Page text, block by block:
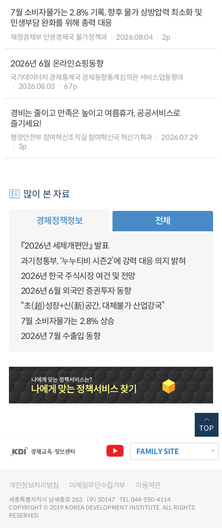
7월 소비자물가는 2.8% 기록, 향후 물가 상방압력 최소화 및
민생부담 완화를 위해 총력 대응
재정경제부 민생경제국 물가정책과 2026.08.04 2p
2026년 6월 온라인쇼핑동향
국가데이터처 경제통계국 경제동향통계심의관 서비스업동향과
2026.08.03
67p
경비는 줄이고 만족은 높이고 여름휴가, 공공서비스로
즐기세요!
행정안전부 참여혁신조직실 참여혁신국 혁신기획과
2026.07.29
3p
많이 본 자료
경제정책정보 전체
『2026년 세제개편안』 발표
과기정통부, ‘누누티비 시즌2’에 강력 대응 의지 밝혀
2026년 한국 주식시장 여건 및 전망
2026년 6월 외국인 증권투자 동향
“초(超)성장+신(新)공간, 대체불가 산업강국”
7월 소비자물가는 2.8% 상승
2026년 7월 수출입 동향
FAMILY SITE
개인정보처리방침 이메일무단수집거부 이용약관
세종특별자치시 남세종로 263 (우) 30147 TEL 044-550-4114
COPYRIGHT © 2019 KOREA DEVELOPMENT INSTITUTE. ALL RIGHTS
RESERVED.
TOP